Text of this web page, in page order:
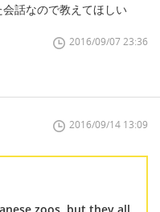
話なので教えてほしい
2016/09/07 23:36
2016/09/14 13:09